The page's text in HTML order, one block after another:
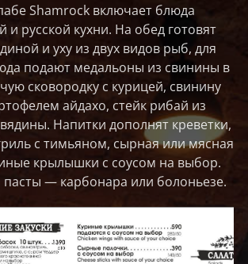
Shamrock включает блюда
и русской кухни. На обед готовят
и уху из двух видов рыб, для
подают медальоны из свинины в
сковородку с курицей, свинину
айдахо, стейк рибай из
Напитки дополнят креветки,
с тимьяном, сырная или мясная
крылышки с соусом на выбор.
— карбонара или болоньезе.